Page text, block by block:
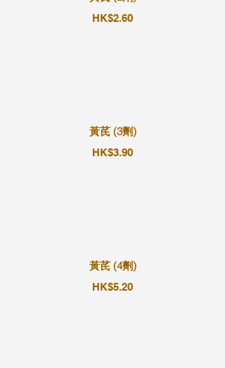
HK$2.60
黃芪 (3劑)
HK$3.90
黃芪 (4劑)
HK$5.20